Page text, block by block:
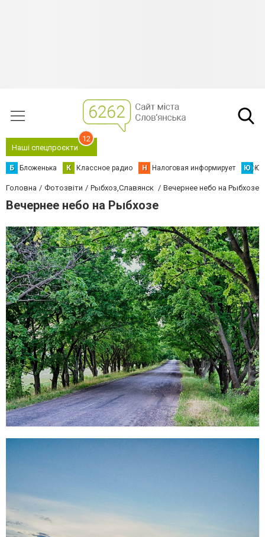
Наші спецпроєкти
12
Б Бложенька К Классное радио Н Налоговая информирует Ю
Головна Фотозвіти Рыбхоз,Славянск Вечернее небо на Рыбхозе
Вечернее небо на Рыбхозе